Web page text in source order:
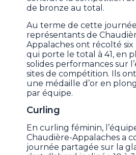
de bronze au total.
Au terme de cette
représentants de
Appalaches ont récolté six
qui porte le total à 41, en
solides performances sur
sites de compétition. Ils
une médaille d’or en
par équipe.
Curling
En curling féminin,
Chaudière-Appalaches a
journée partagée sur la